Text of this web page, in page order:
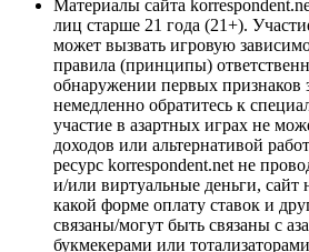
Материалы сайта
лиц старше 21 года (21+).
может вызвать игровую
правила (принципы)
обнаружении первых признаков
немедленно обратитесь к
участие в азартных играх не
доходов или альтернативой
ресурс korrespondent.net не
и/или виртуальные деньги, сайт
какой форме оплату ставок и
связаны/могут быть связаны с
букмекерами или